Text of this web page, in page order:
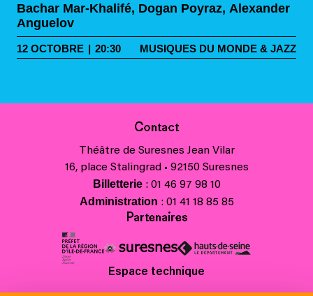
Bachar Mar-Khalifé, Dogan Poyraz, Alexander
Anguelov
12 OCTOBRE | 20:30 MUSIQUES DU MONDE & JAZZ
Contact
Théâtre de Suresnes Jean Vilar
16, place Stalingrad • 92150 Suresnes
Billetterie: 01 46 97 98 10
Administration : 01 41 18 85 85
Partenaires
Espace technique